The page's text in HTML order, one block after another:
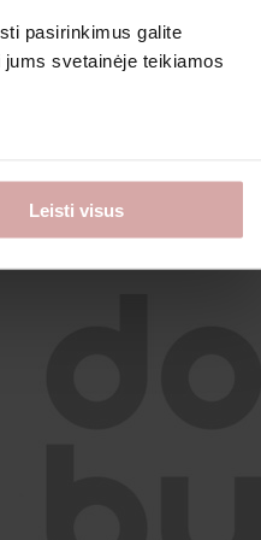
pasirinkimus galite
svetainėje teikiamos
Leisti visus